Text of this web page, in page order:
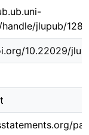
jlupub/
10.22029/